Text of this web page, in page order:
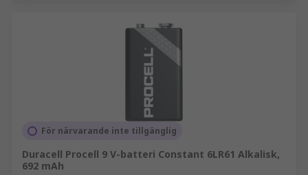
För närvarande inte tillgänglig
Duracell Procell 9 V-batteri Constant 6LR61 Alkalisk,
692 mAh